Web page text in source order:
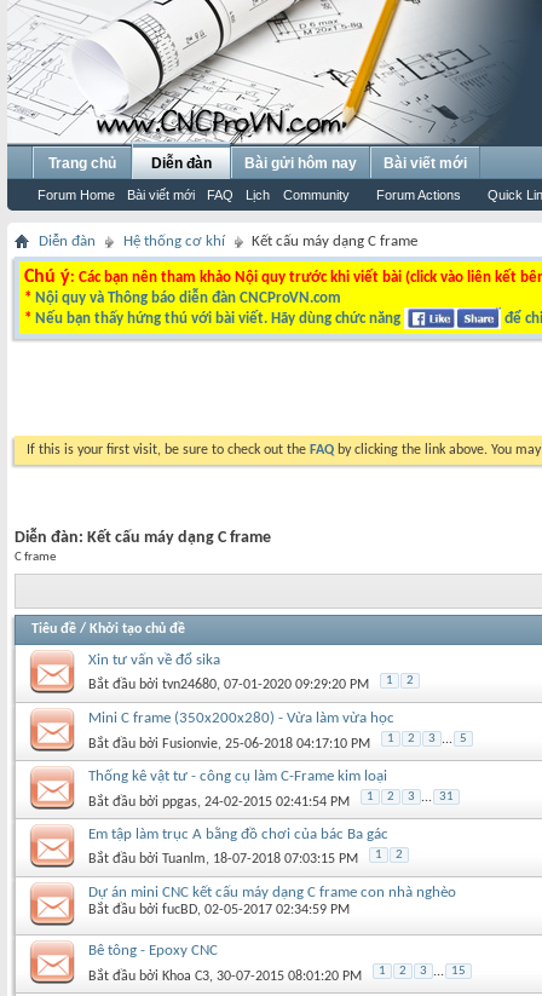
Trang chủ Diễn đàn
Forum Home Bài viết mới FAQ Lịch Community Forum Actions Quick
Bài gửi hôm nay Bài viết mới
Diễn đàn Hệ thống cơ khí Kết cấu máy dạng C frame
Chú ý: Các bạn nên tham khảo Nội quy trước khi viết bài (click vào liên kết
* Nội quy và Thông báo diễn đàn CNCProVN.com
* Nếu bạn thấy hứng thú với bài viết. Hãy dùng chức năng để
If this is your first visit, be sure to check out the FAQ by clicking the link above. You
Diễn đàn: Kết cấu máy dạng C frame
C frame
Tiêu đề / Khởi tạo chủ đề
Xin tư vấn về đổ sika
Bắt đầu bởi tvn24680‎, 07-01-2020 09:29:20 PM 1 2
Mini C frame (350x200x280) - Vừa làm vừa học
Bắt đầu bởi Fusionvie‎, 25-06-2018 04:17:10 PM 1 2 3 ... 5
Thống kê vật tư - công cụ làm C-Frame kim loại
Bắt đầu bởi ppgas‎, 24-02-2015 02:41:54 PM 1 2 3 ... 31
Em tập làm trục A bằng đồ chơi của bác Ba gác
Bắt đầu bởi Tuanlm‎, 18-07-2018 07:03:15 PM 1 2
Dự án mini CNC kết cấu máy dạng C frame con nhà nghèo
Bắt đầu bởi fucBD‎, 02-05-2017 02:34:59 PM
Bê tông - Epoxy CNC
Bắt đầu bởi Khoa C3‎, 30-07-2015 08:01:20 PM 1 2 3 ... 15